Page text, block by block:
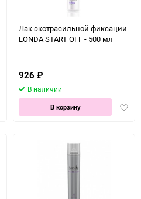
Лак экстрасильной фиксации
LONDA START OFF - 500 мл
926 ₽
В наличии
В корзину